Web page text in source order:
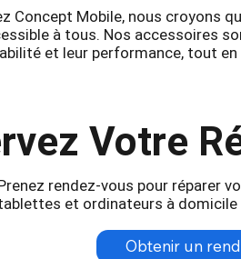
Concept Mobile, nous croyons
à tous. Nos accessoires
et leur performance, tout
Votre
rendez-vous pour réparer
et ordinateurs à domicile
Obtenir un